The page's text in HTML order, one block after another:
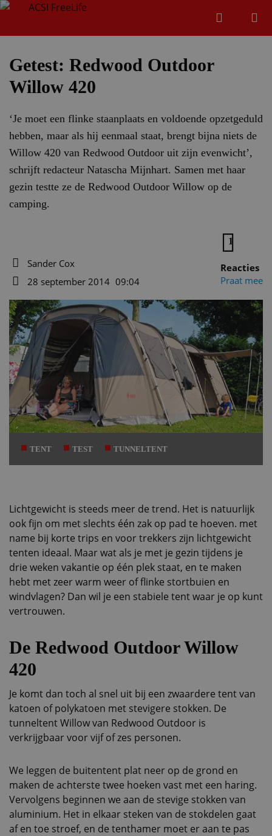
Getest: Redwood Outdoor
Willow 420
‘Je moet een flinke staanplaats en voldoende opzetgeduld
hebben, maar als hij eenmaal staat, brengt bijna niets de
Willow 420 van Redwood Outdoor uit zijn evenwicht’,
schrijft redacteur Natascha Mijnhart. Samen met haar
gezin testte ze de Redwood Outdoor Willow op de
camping.
Auteur
Sander Cox
28 september 2014 09:04
1
Reacties
Praat mee
TENT TEST TUNNELTENT
Lichtgewicht is steeds meer de trend. Het is natuurlijk
ook fijn om met slechts één zak op pad te hoeven. met
name bij korte trips en voor trekkers zijn lichtgewicht
tenten ideaal. Maar wat als je met je gezin tijdens je
drie weken vakantie op één plek staat, en te maken
hebt met zeer warm weer of flinke stortbuien en
windvlagen? Dan wil je een stabiele tent waar je op kunt
vertrouwen.
De Redwood Outdoor Willow
420
Je komt dan toch al snel uit bij een zwaardere tent van
katoen of polykatoen met stevigere stokken. De
tunneltent Willow van Redwood Outdoor is
verkrijgbaar voor vijf of zes personen.
We leggen de buitentent plat neer op de grond en
maken de achterste twee hoeken vast met een haring.
Vervolgens beginnen we aan de stevige stokken van
aluminium. Het in elkaar steken van de stokdelen gaat
af en toe stroef, en de tenthamer moet er aan te pas